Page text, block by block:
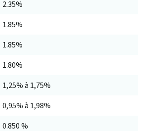
2.35%
1.85%
1.85%
1.80%
1,25% à 1,75%
0,95% à 1,98%
0.850 %